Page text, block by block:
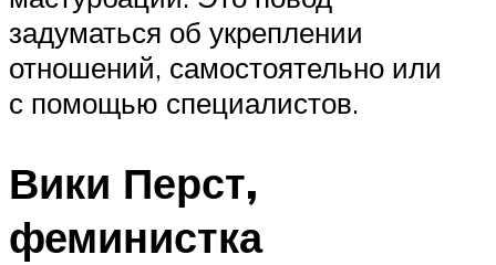
задуматься об укреплении
отношений, самостоятельно или
с помощью специалистов.
Вики Перст,
феминистка